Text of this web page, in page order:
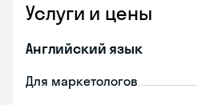
Услуги и цены
Английский язык
Для маркетологов